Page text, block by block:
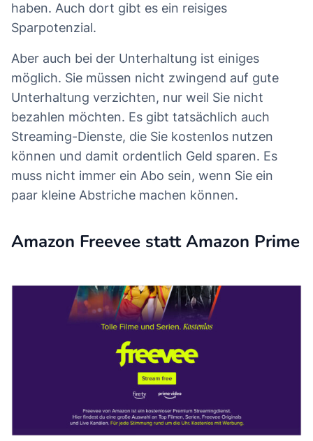
haben. Auch dort gibt es ein reisiges
Sparpotenzial.
Aber auch bei der Unterhaltung ist einiges
möglich. Sie müssen nicht zwingend auf gute
Unterhaltung verzichten, nur weil Sie nicht
bezahlen möchten. Es gibt tatsächlich auch
Streaming-Dienste, die Sie kostenlos nutzen
können und damit ordentlich Geld sparen. Es
muss nicht immer ein Abo sein, wenn Sie ein
paar kleine Abstriche machen können.
Amazon Freevee statt Amazon Prime